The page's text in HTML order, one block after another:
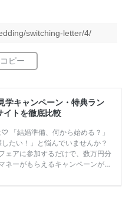
switching-letter/4/
学キャンペーン・特典ラン
イトを徹底比較
「結婚準備、何から始める？」
したい！」と悩んでいませんか？
ェアに参加するだけで、数万円分
ネーがもらえるキャンペーンがあ
ぶと損をしてしまうことも……。